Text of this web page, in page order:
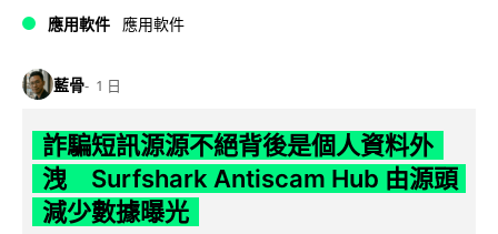
應用軟件 應用軟件
藍骨 1 日
詐騙短訊源源不絕背後是個人資料外
洩 Surfshark Antiscam Hub 由源頭
減少數據曝光